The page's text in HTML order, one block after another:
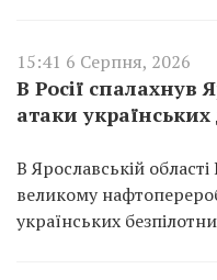
15:41 6 Серпня, 2026
В Росії спалахнув
атаки українських
В Ярославській
великому
українських